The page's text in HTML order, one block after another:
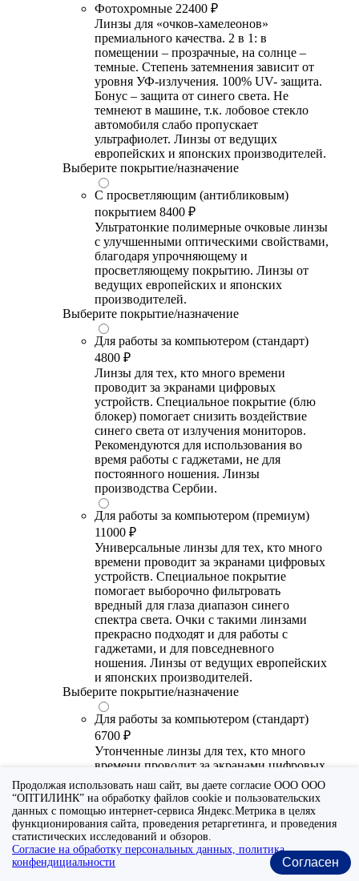
Фотохромные 22400 ₽
Линзы для «очков-хамелеонов»
премиального качества. 2 в 1: в
помещении – прозрачные, на солнце –
темные. Степень затемнения зависит от
уровня УФ-излучения. 100% UV- защита.
Бонус – защита от синего света. Не
темнеют в машине, т.к. лобовое стекло
автомобиля слабо пропускает
ультрафиолет. Линзы от ведущих
европейских и японских производителей.
Выберите покрытие/назначение
С просветляющим (антибликовым)
покрытием 8400 ₽
Ультратонкие полимерные очковые линзы
с улучшенными оптическими свойствами,
благодаря упрочняющему и
просветляющему покрытию. Линзы от
ведущих европейских и японских
производителей.
Выберите покрытие/назначение
Для работы за компьютером (стандарт)
4800 ₽
Линзы для тех, кто много времени
проводит за экранами цифровых
устройств. Специальное покрытие (блю
блокер) помогает снизить воздействие
синего света от излучения мониторов.
Рекомендуются для использования во
время работы с гаджетами, не для
постоянного ношения. Линзы
производства Сербии.
Для работы за компьютером (премиум)
11000 ₽
Универсальные линзы для тех, кто много
времени проводит за экранами цифровых
устройств. Специальное покрытие
помогает выборочно фильтровать
вредный для глаза диапазон синего
спектра света. Очки с такими линзами
прекрасно подходят и для работы с
гаджетами, и для повседневного
ношения. Линзы от ведущих европейских
и японских производителей.
Выберите покрытие/назначение
Для работы за компьютером (стандарт)
6700 ₽
Утонченные линзы для тех, кто много
времени проводит за экранами цифровых
устройств. Специальное покрытие (блю
блокер) помогает снизить воздействие
синего света от излучения мониторов.
Рекомендуются для использования во
время работы с гаджетами, не для
постоянного ношения. Линзы
производства Сербии или Ю.-В. Азии.
Продолжая использовать наш сайт, вы даете согласие ООО ООО
“ОПТИЛИНК” на обработку файлов cookie и пользовательских
данных с помощью интернет-сервиса Яндекс.Метрика в целях
функционирования сайта, проведения ретаргетинга, и проведения
статистических исследований и обзоров.
Согласие на обработку персональных данных, политика
конфендициальности
Согласен